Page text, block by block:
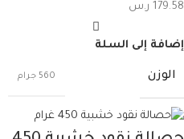
179.58 ر.س
إضافة إلى السلة
الوزن 560 جرام